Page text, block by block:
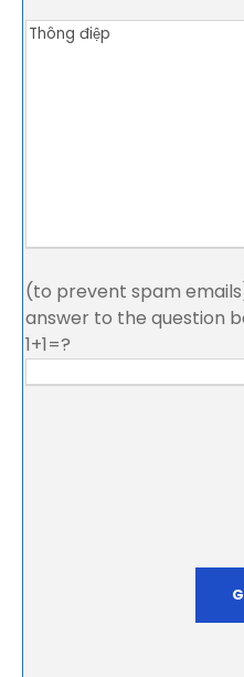
(to prevent spam
answer to the question
1+1=?